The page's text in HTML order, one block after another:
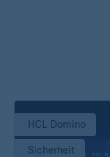
HCL Domino
Sicherheit